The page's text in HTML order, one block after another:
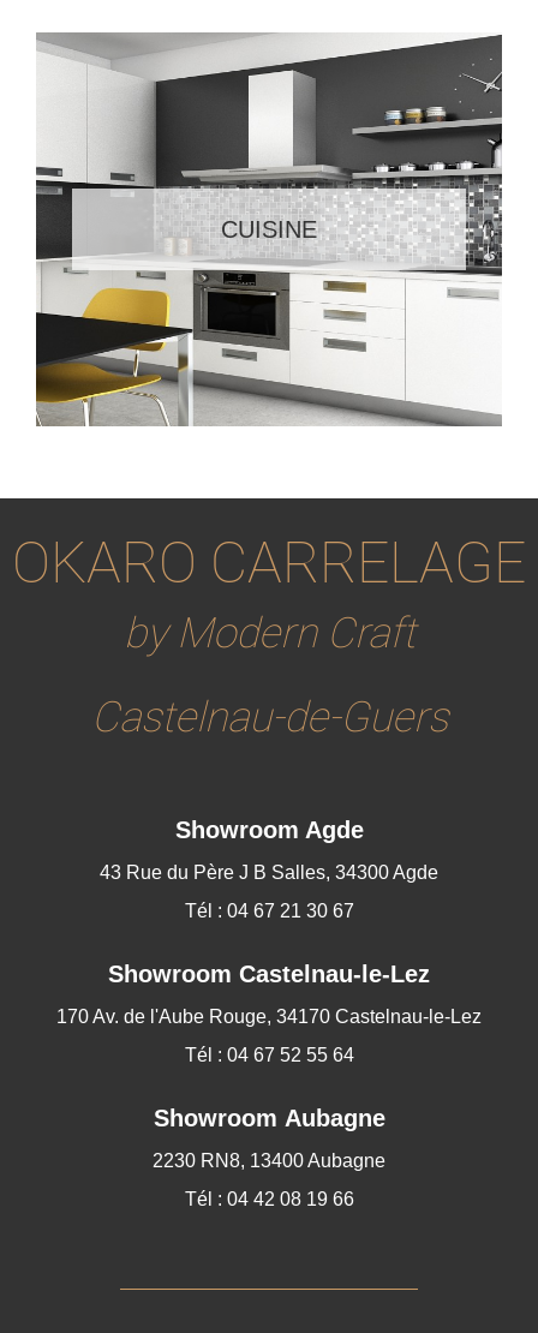
CUISINE
OKARO CARRELAGE
by Modern Craft
Castelnau-de-Guers
Showroom Agde
43 Rue du Père J B Salles, 34300 Agde
Tél : 04 67 21 30 67
Showroom Castelnau-le-Lez
170 Av. de l'Aube Rouge, 34170 Castelnau-le-Lez
Tél : 04 67 52 55 64
Showroom Aubagne
2230 RN8, 13400 Aubagne
Tél : 04 42 08 19 66